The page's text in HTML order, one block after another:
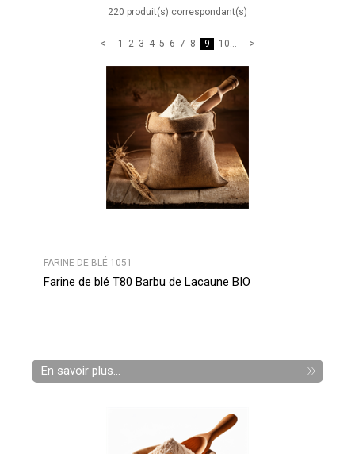
220 produit(s) correspondant(s)
1 2 3 4 5 6 7 8 9 10...
FARINE DE BLÉ 1051
Farine de blé T80 Barbu de Lacaune BIO
En savoir plus...